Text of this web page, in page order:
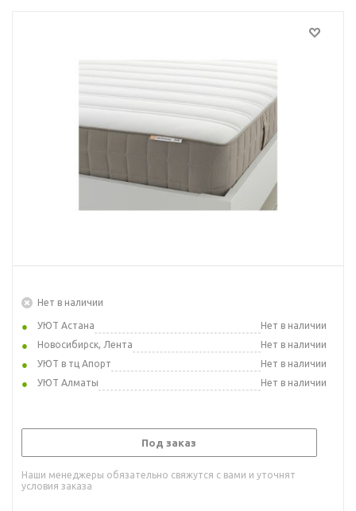
Нет в наличии
УЮТ Астана
Нет в наличии
Новосибирск, Лента
Нет в наличии
УЮТ в тц Апорт
Нет в наличии
УЮТ Алматы
Нет в наличии
Под заказ
Наши менеджеры обязательно свяжутся с вами и уточнят
условия заказа